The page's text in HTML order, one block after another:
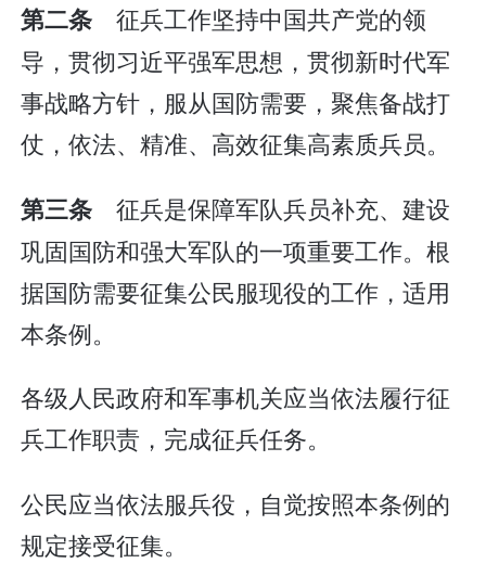
第二条 征兵工作坚持中国共产党的领
导，贯彻习近平强军思想，贯彻新时代军
事战略方针，服从国防需要，聚焦备战打
仗，依法、精准、高效征集高素质兵员。
第三条 征兵是保障军队兵员补充、建设
巩固国防和强大军队的一项重要工作。根
据国防需要征集公民服现役的工作，适用
本条例。
各级人民政府和军事机关应当依法履行征
兵工作职责，完成征兵任务。
公民应当依法服兵役，自觉按照本条例的
规定接受征集。